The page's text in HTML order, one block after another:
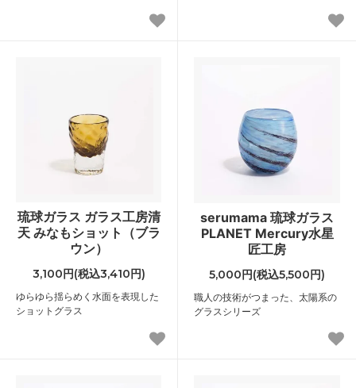
琉球ガラス ガラス工房清
天 みなもショット（ブラ
ウン）
3,100円(税込3,410円)
ゆらゆら揺らめく水面を表現した
ショットグラス
serumama 琉球ガラス
PLANET Mercury水星
匠工房
5,000円(税込5,500円)
職人の技術がつまった、太陽系の
グラスシリーズ